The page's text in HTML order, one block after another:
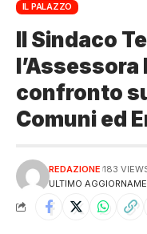
IL PALAZZO
Il Sindaco
l’Assessora
confronto
Comuni ed
ULTIMO
REDAZIONE 183